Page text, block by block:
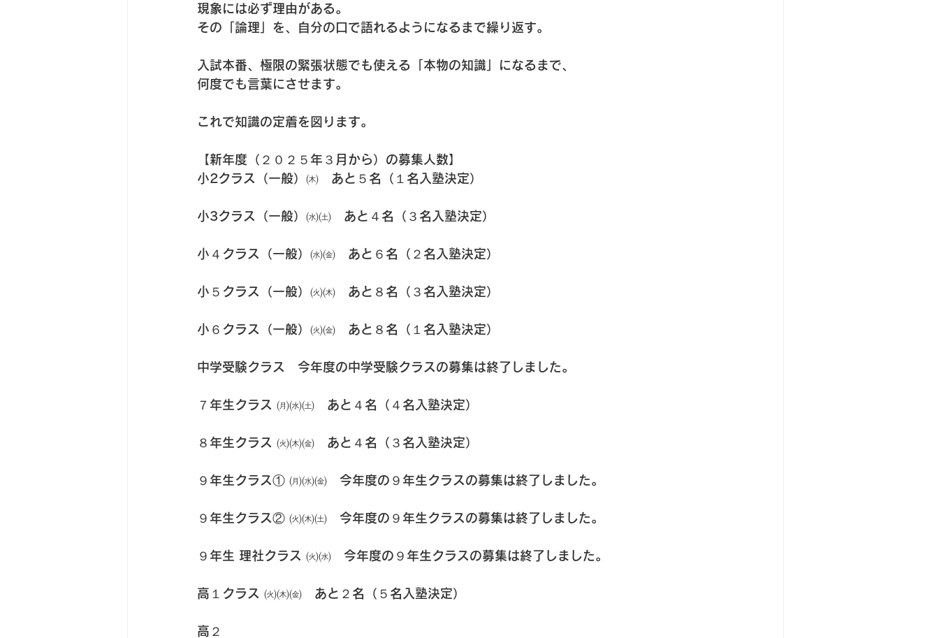
現象には必ず理由がある。
その「論理」を、自分の口で語れるようになるまで繰り返す。
入試本番、極限の緊張状態でも使える「本物の知識」になるまで、
何度でも言葉にさせます。
これで知識の定着を図ります。
【新年度（２０２５年３月から）の募集人数】
小2クラス（一般）㈭　あと５名（１名入塾決定）
小3クラス（一般）㈬㈯　あと４名（３名入塾決定）
小４クラス（一般）㈬㈮　あと６名（２名入塾決定）
小５クラス（一般）㈫㈭　あと８名（３名入塾決定）
小６クラス（一般）㈫㈮　あと８名（１名入塾決定）
中学受験クラス　今年度の中学受験クラスの募集は終了しました。
７年生クラス ㈪㈬㈯　あと４名（４名入塾決定）
８年生クラス ㈫㈭㈮　あと４名（３名入塾決定）
９年生クラス① ㈪㈬㈮　今年度の９年生クラスの募集は終了しました。
９年生クラス② ㈫㈭㈯　今年度の９年生クラスの募集は終了しました。
９年生 理社クラス ㈫㈬　今年度の９年生クラスの募集は終了しました。
高１クラス ㈫㈭㈮　あと２名（５名入塾決定）
高２